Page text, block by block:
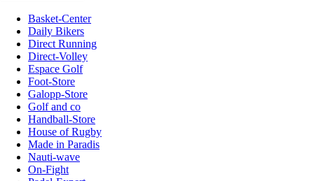
Basket-Center
Daily Bikers
Direct Running
Direct-Volley
Espace Golf
Foot-Store
Galopp-Store
Golf and co
Handball-Store
House of Rugby
Made in Paradis
Nauti-wave
On-Fight